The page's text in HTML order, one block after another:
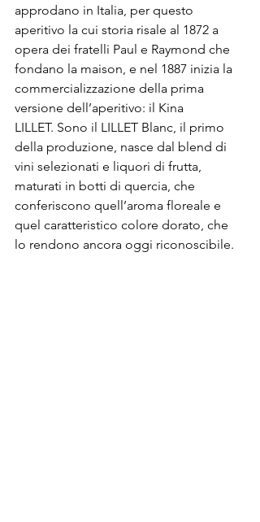
approdano in Italia, per questo
aperitivo la cui storia risale al 1872 a
opera dei fratelli Paul e Raymond che
fondano la maison, e nel 1887 inizia la
commercializzazione della prima
versione dell’aperitivo: il Kina
LILLET. Sono il LILLET Blanc, il primo
della produzione, nasce dal blend di
vini selezionati e liquori di frutta,
maturati in botti di quercia, che
conferiscono quell’aroma floreale e
quel caratteristico colore dorato, che
lo rendono ancora oggi riconoscibile.